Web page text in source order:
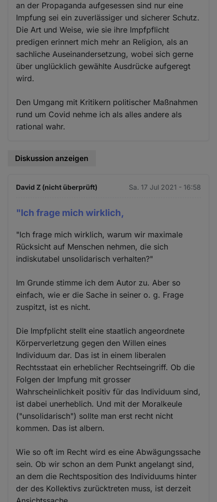
an der Propaganda aufgesessen sind nur eine
Impfung sei ein zuverlässiger und sicherer Schutz.
Die Art und Weise, wie sie ihre Impfpflicht
predigen erinnert mich mehr an Religion, als an
sachliche Auseinandersetzung, wobei sich gerne
über unglücklich gewählte Ausdrücke aufgeregt
wird.
Den Umgang mit Kritikern politischer Maßnahmen
rund um Covid nehme ich als alles andere als
rational wahr.
Diskussion anzeigen
David Z (nicht überprüft) Sa. 17 Jul 2021 - 16:58
"Ich frage mich wirklich,
"Ich frage mich wirklich, warum wir maximale
Rücksicht auf Menschen nehmen, die sich
indiskutabel unsolidarisch verhalten?"
Im Grunde stimme ich dem Autor zu. Aber so
einfach, wie er die Sache in seiner o. g. Frage
zuspitzt, ist es nicht.
Die Impfplicht stellt eine staatlich angeordnete
Körperverletzung gegen den Willen eines
Individuum dar. Das ist in einem liberalen
Rechtsstaat ein erheblicher Rechtseingriff. Ob die
Folgen der Impfung mit grosser
Wahrscheinlichkeit positiv für das Individuum sind,
ist dabei unerheblich. Und mit der Moralkeule
("unsolidarisch") sollte man erst recht nicht
kommen. Das ist albern.
Wie so oft im Recht wird es eine Abwägungssache
sein. Ob wir schon an dem Punkt angelangt sind,
an dem die Rechtsposition des Individuums hinter
der des Kollektivs zurücktreten muss, ist derzeit